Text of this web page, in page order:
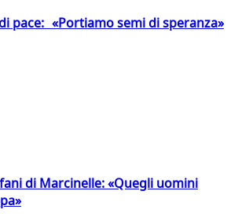
pace: «Portiamo semi di speranza»
di Marcinelle: «Quegli uomini